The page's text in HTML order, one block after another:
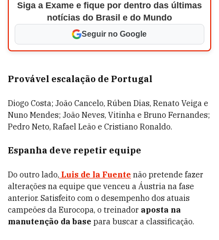
Siga a Exame e fique por dentro das últimas
notícias do Brasil e do Mundo
Seguir no Google
Provável escalação de Portugal
Diogo Costa; João Cancelo, Rúben Dias, Renato Veiga e
Nuno Mendes; João Neves, Vitinha e Bruno Fernandes;
Pedro Neto, Rafael Leão e Cristiano Ronaldo.
Espanha deve repetir equipe
Do outro lado, Luis de la Fuente não pretende fazer
alterações na equipe que venceu a Áustria na fase
anterior. Satisfeito com o desempenho dos atuais
campeões da Eurocopa, o treinador aposta na
manutenção da base para buscar a classificação.